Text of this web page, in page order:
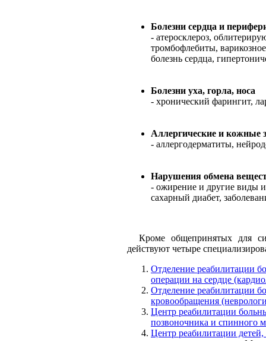
Болезни сердца и
- атеросклероз,
тромбофлебиты,
болезнь сердца,
Болезни уха, горла, носа
- хронический фарингит,
Аллергические и кожные
- аллергодерматиты,
Нарушения обмена
- ожирение и другие виды
сахарный диабет,
Кроме общепринятых для
действуют четыре
Отделение реабилитации
операции на сердце
Отделение реабилитации
кровообращения
Центр реабилитации
позвоночника и спинного
Центр реабилитации